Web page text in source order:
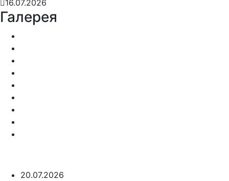
16.07.2026
Галерея
20.07.2026